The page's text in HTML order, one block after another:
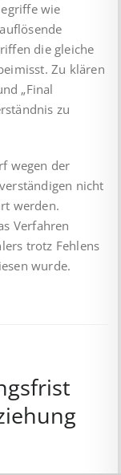
wie
die gleiche
Zu klären
„Final
zu
wegen der
nicht
werden.
Verfahren
trotz Fehlens
wurde.